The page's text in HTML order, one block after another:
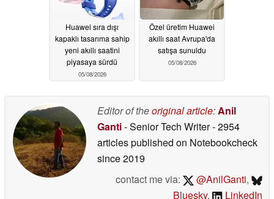
Huawei sıra dışı
kapaklı tasarıma sahip
yeni akıllı saatini
piyasaya sürdü
05/08/2026
Özel üretim Huawei
akıllı saat Avrupa'da
satışa sunuldu
05/08/2026
Editor of theoriginal article:Anil
Ganti- Senior Tech Writer- 2954
articles published on Notebookcheck
since 2019
contact me via:
@AnilGanti,
Bluesky, LinkedIn